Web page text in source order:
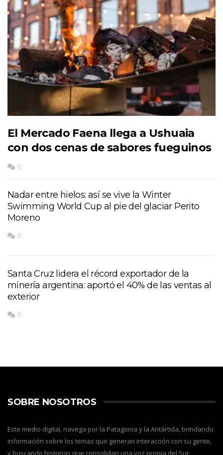
El Mercado Faena llega a Ushuaia
con dos cenas de sabores fueguinos
0
Nadar entre hielos: así se vive la Winter
Swimming World Cup al pie del glaciar Perito
Moreno
0
Santa Cruz lidera el récord exportador de la
minería argentina: aportó el 40% de las ventas al
exterior
0
SOBRE NOSOTROS
Este medio digital, navega por la Patagonia y la Antártida, brindando
información sobre los temas que generan interacción con su gente,
y buscando historias que consolidan una voz propia del Sur,